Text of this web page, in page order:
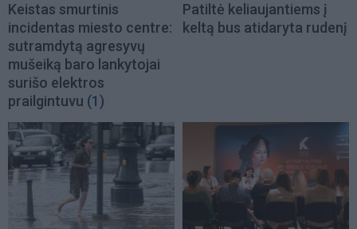
Keistas smurtinis
incidentas miesto centre:
sutramdytą agresyvų
mušeiką baro lankytojai
surišo elektros
prailgintuvu (1)
Patiltė keliaujantiems į
keltą bus atidaryta rudenį